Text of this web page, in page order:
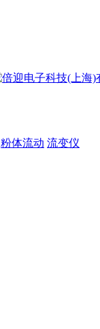
粉体流动 流变仪